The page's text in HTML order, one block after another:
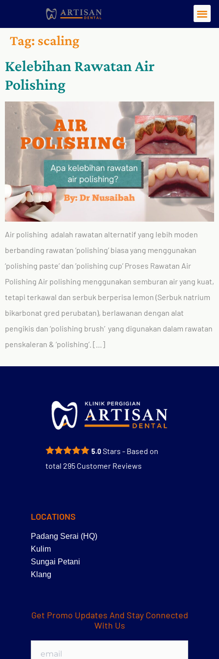
Tag: scaling
Kelebihan Rawatan Air
Polishing
Air polishing adalah rawatan alternatif yang lebih moden
berbanding rawatan ‘polishing’ biasa yang menggunakan
‘polishing paste’ dan ’polishing cup’ Proses Rawatan Air
Polishing Air polishing menggunakan semburan air yang kuat,
tetapi terkawal dan serbuk berperisa lemon (Serbuk natrium
bikarbonat gred perubatan), berlawanan dengan alat
pengikis dan ‘polishing brush’ yang digunakan dalam rawatan
penskaleran & ‘polishing’. […]
5.0Stars - Based on
total 295Customer Reviews
LOCATIONS
Padang Serai (HQ)
Kulim
Sungai Petani
Klang
Get Promo Updates And Stay Connected
With Us